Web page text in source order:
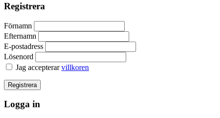
Registrera
Förnamn
Efternamn
E-postadress
Lösenord
Jag accepterarvillkoren
Logga in